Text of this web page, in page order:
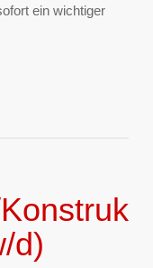
ein wichtiger
d)